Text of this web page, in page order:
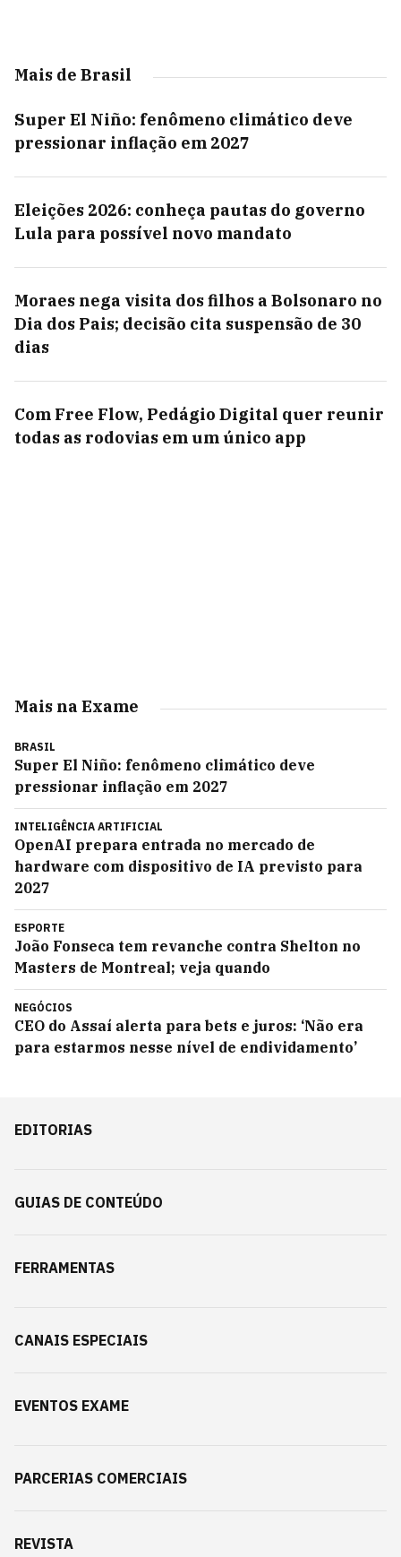
Mais de Brasil
Super El Niño: fenômeno climático deve
pressionar inflação em 2027
Eleições 2026: conheça pautas do governo
Lula para possível novo mandato
Moraes nega visita dos filhos a Bolsonaro no
Dia dos Pais; decisão cita suspensão de 30
dias
Com Free Flow, Pedágio Digital quer reunir
todas as rodovias em um único app
Mais na Exame
BRASIL
Super El Niño: fenômeno climático deve
pressionar inflação em 2027
INTELIGÊNCIA ARTIFICIAL
OpenAI prepara entrada no mercado de
hardware com dispositivo de IA previsto para
2027
ESPORTE
João Fonseca tem revanche contra Shelton no
Masters de Montreal; veja quando
NEGÓCIOS
CEO do Assaí alerta para bets e juros: ‘Não era
para estarmos nesse nível de endividamento’
EDITORIAS
GUIAS DE CONTEÚDO
FERRAMENTAS
CANAIS ESPECIAIS
EVENTOS EXAME
PARCERIAS COMERCIAIS
REVISTA